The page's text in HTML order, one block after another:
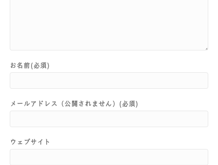
お名前(必須)
メールアドレス（公開されません）(必須)
ウェブサイト